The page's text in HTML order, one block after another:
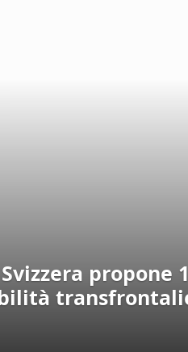
propone